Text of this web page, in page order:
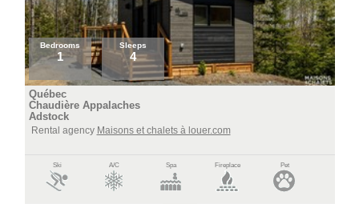
Bedrooms
1
Sleeps
4
Québec
Chaudière Appalaches
Adstock
Rental agency Maisons et chalets à louer.com
Ski A/C Spa Fireplace Pet